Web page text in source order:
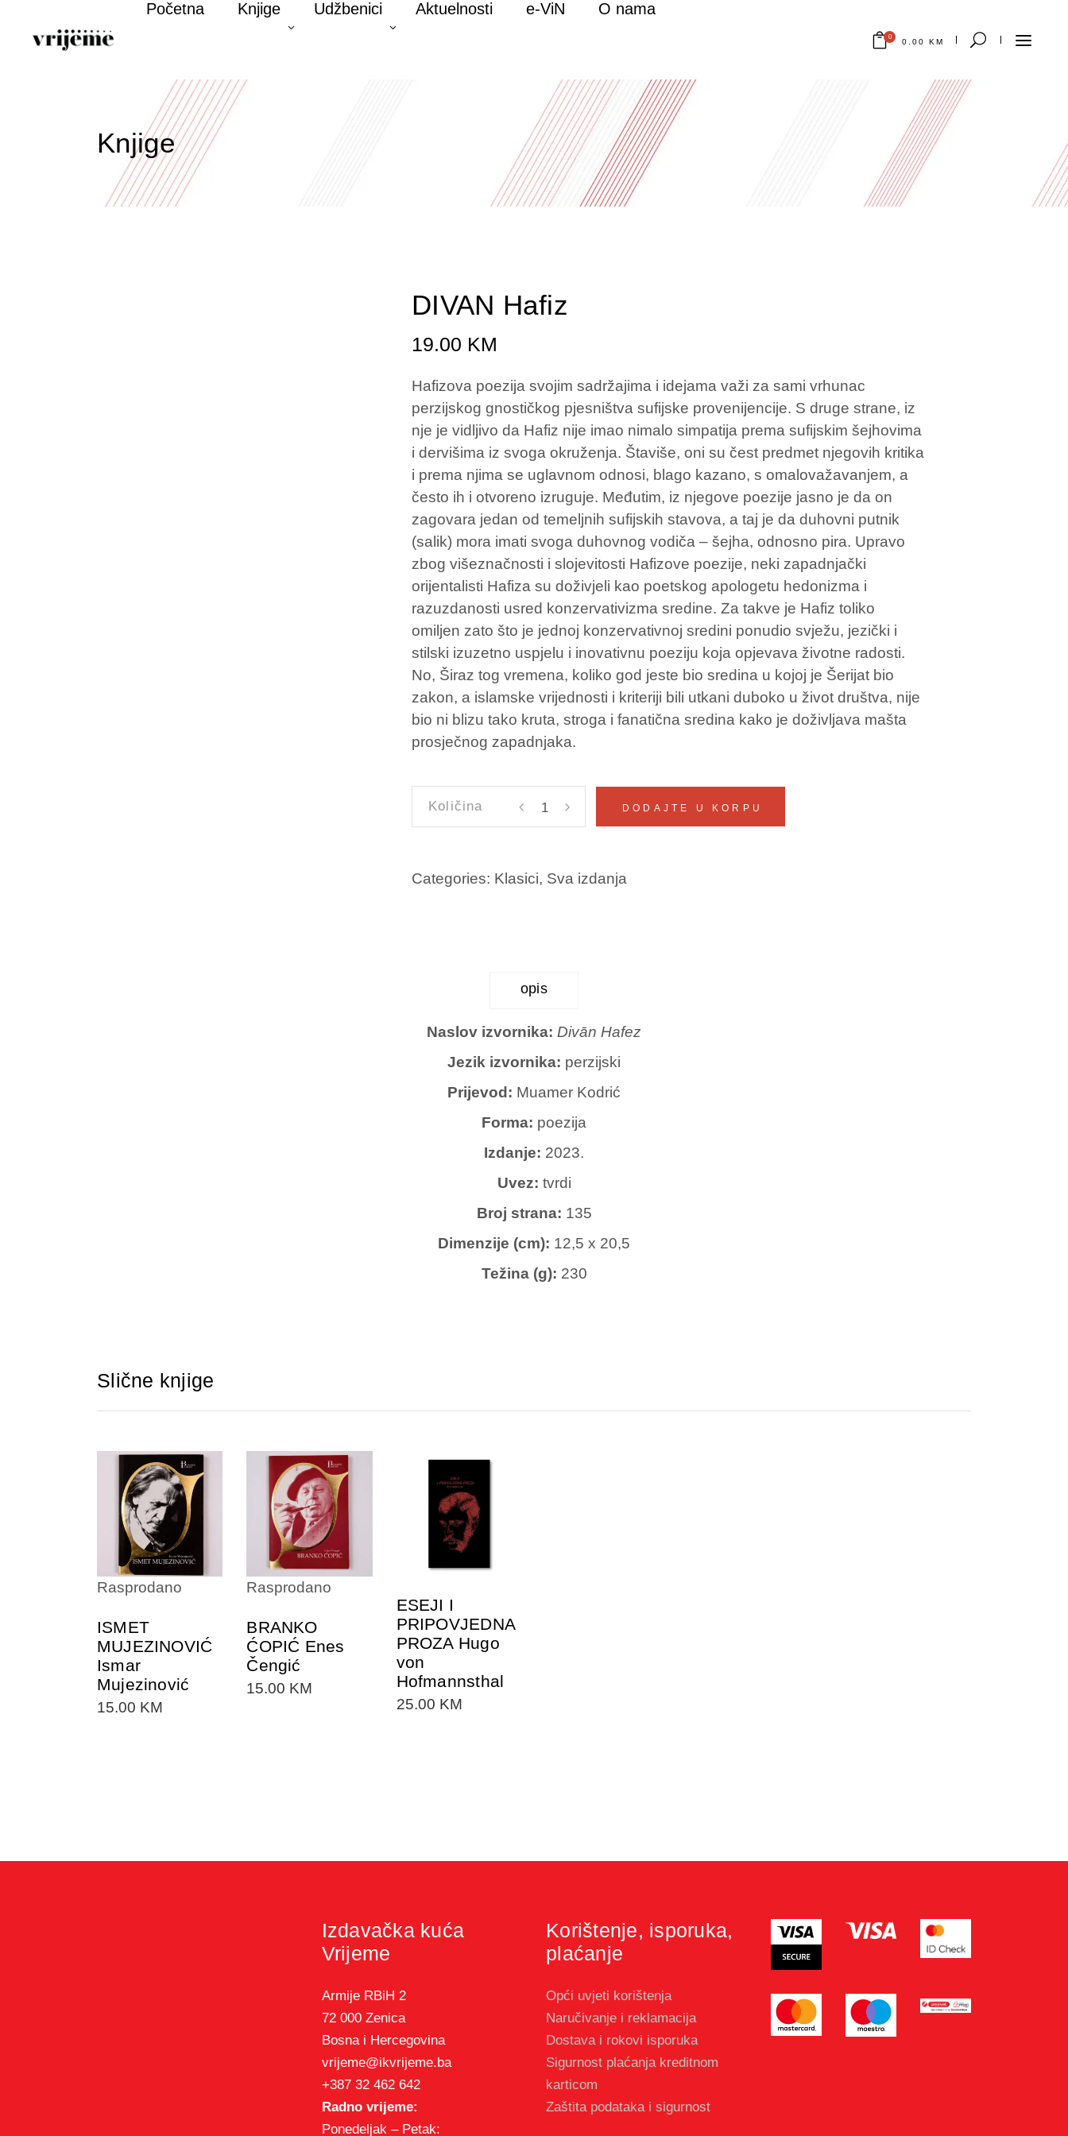
Početna Knjige Udžbenici Aktuelnosti e-ViN O nama
0
0.00 KM
Knjige
DIVAN Hafiz
19.00 KM
Hafizova poezija svojim sadržajima i idejama važi za sami vrhunac
perzijskog gnostičkog pjesništva sufijske provenijencije. S druge strane, iz
nje je vidljivo da Hafiz nije imao nimalo simpatija prema sufijskim šejhovima
i dervišima iz svoga okruženja. Štaviše, oni su čest predmet njegovih kritika
i prema njima se uglavnom odnosi, blago kazano, s omalovažavanjem, a
često ih i otvoreno izruguje. Međutim, iz njegove poezije jasno je da on
zagovara jedan od temeljnih sufijskih stavova, a taj je da duhovni putnik
(salik) mora imati svoga duhovnog vodiča – šejha, odnosno pira. Upravo
zbog višeznačnosti i slojevitosti Hafizove poezije, neki zapadnjački
orijentalisti Hafiza su doživjeli kao poetskog apologetu hedonizma i
razuzdanosti usred konzervativizma sredine. Za takve je Hafiz toliko
omiljen zato što je jednoj konzervativnoj sredini ponudio svježu, jezički i
stilski izuzetno uspjelu i inovativnu poeziju koja opjevava životne radosti.
No, Širaz tog vremena, koliko god jeste bio sredina u kojoj je Šerijat bio
zakon, a islamske vrijednosti i kriteriji bili utkani duboko u život društva, nije
bio ni blizu tako kruta, stroga i fanatična sredina kako je doživljava mašta
prosječnog zapadnjaka.
DODAJTE U KORPU
Categories: Klasici, Sva izdanja
opis
Naslov izvornika: Divān Hafez
Jezik izvornika: perzijski
Prijevod: Muamer Kodrić
Forma: poezija
Izdanje: 2023.
Uvez: tvrdi
Broj strana: 135
Dimenzije (cm): 12,5 x 20,5
Težina (g): 230
Slične knjige
Rasprodano
DODAJTE U
KORPU
ISMET
MUJEZINOVIĆ
Ismar
Mujezinović
15.00 KM
Rasprodano
DODAJTE U
KORPU
BRANKO
ĆOPIĆ Enes
Čengić
15.00 KM
DODAJTE U
KORPU
ESEJI I
PRIPOVJEDNA
PROZA Hugo
von
Hofmannsthal
25.00 KM
Izdavačka kuća
Vrijeme
Armije RBiH 2
72 000 Zenica
Bosna i Hercegovina
vrijeme@ikvrijeme.ba
+387 32 462 642
Radno vrijeme:
Ponedeljak – Petak:
Korištenje, isporuka,
plaćanje
Opći uvjeti korištenja
Naručivanje i reklamacija
Dostava i rokovi isporuka
Sigurnost plaćanja kreditnom
karticom
Zaštita podataka i sigurnost